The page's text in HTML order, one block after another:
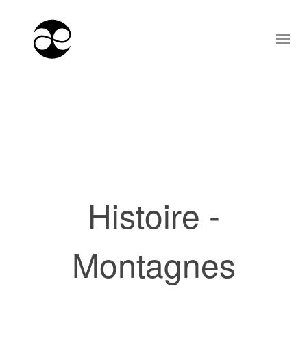
Histoire -
Montagnes